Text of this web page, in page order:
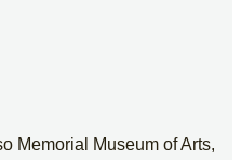
Memorial Museum of Arts,